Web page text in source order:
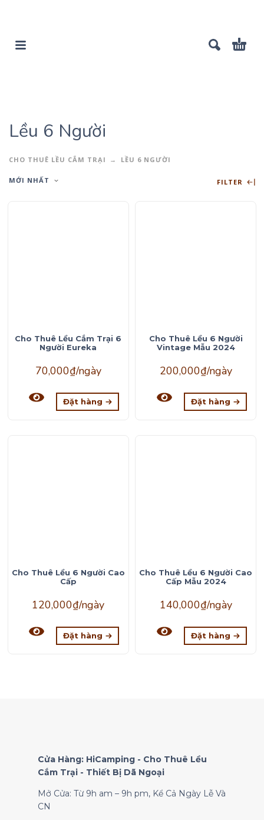
Lều 6 Người
CHO THUÊ LỀU CẮM TRẠI LỀU 6 NGƯỜI
MỚI NHẤT FILTER
Cho Thuê Lều Cắm Trại 6
Người Eureka
70,000₫/ngày
Đặt hàng
Cho Thuê Lều 6 Người
Vintage Mẫu 2024
200,000₫/ngày
Đặt hàng
Cho Thuê Lều 6 Người Cao
Cấp
120,000₫/ngày
Đặt hàng
Cho Thuê Lều 6 Người Cao
Cấp Mẫu 2024
140,000₫/ngày
Đặt hàng
Cửa Hàng: HiCamping - Cho Thuê Lều
Cắm Trại - Thiết Bị Dã Ngoại
Mở Cửa: Từ 9h am – 9h pm, Kể Cả Ngày Lễ Và
CN